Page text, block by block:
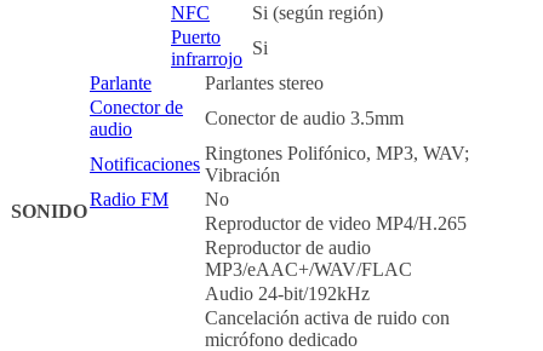
NFC
Si (según región)
Puerto
infrarrojo
Si
SONIDO
Parlante
Parlantes stereo
Conector de
audio
Conector de audio 3.5mm
Notificaciones
Ringtones Polifónico, MP3, WAV;
Vibración
Radio FM
No
Reproductor de video MP4/H.265
Reproductor de audio
MP3/eAAC+/WAV/FLAC
Audio 24-bit/192kHz
Cancelación activa de ruido con
micrófono dedicado